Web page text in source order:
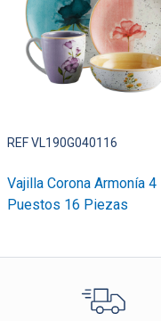
REF VL190G040116
Vajilla Corona Armonía 4
Puestos 16 Piezas